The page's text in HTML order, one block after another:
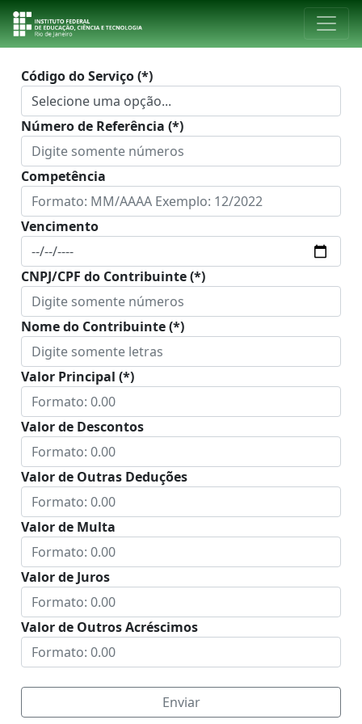
Código do Serviço (*)
Número de Referência (*)
Competência
Vencimento
CNPJ/CPF do Contribuinte (*)
Nome do Contribuinte (*)
Valor Principal (*)
Valor de Descontos
Valor de Outras Deduções
Valor de Multa
Valor de Juros
Valor de Outros Acréscimos
Enviar